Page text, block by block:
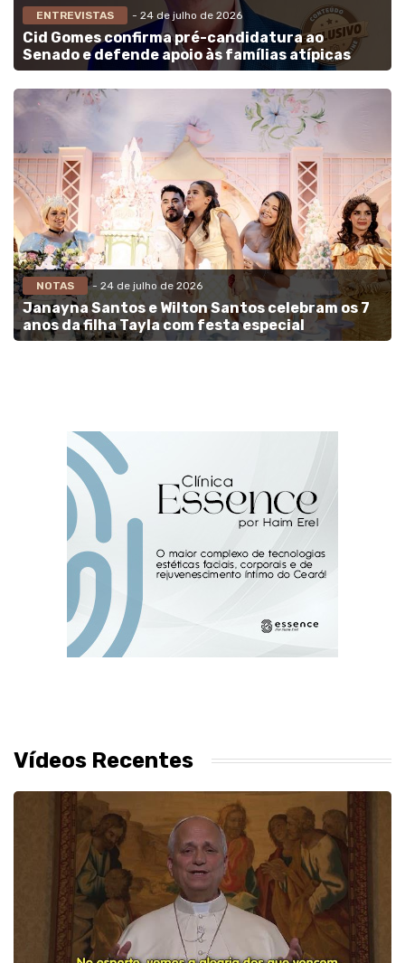
ENTREVISTAS - 24 de julho de 2026
Cid Gomes confirma pré-candidatura ao
Senado e defende apoio às famílias atípicas
NOTAS - 24 de julho de 2026
Janayna Santos e Wilton Santos celebram os 7
anos da filha Tayla com festa especial
Vídeos Recentes